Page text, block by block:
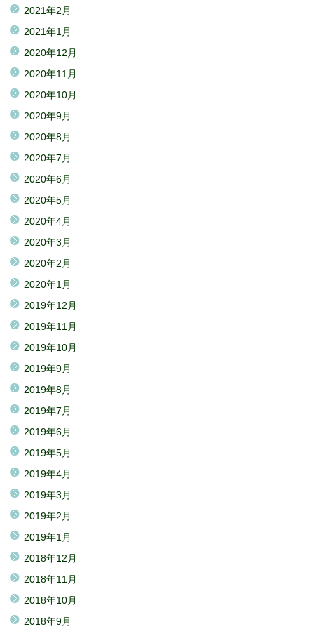
2021年2月
2021年1月
2020年12月
2020年11月
2020年10月
2020年9月
2020年8月
2020年7月
2020年6月
2020年5月
2020年4月
2020年3月
2020年2月
2020年1月
2019年12月
2019年11月
2019年10月
2019年9月
2019年8月
2019年7月
2019年6月
2019年5月
2019年4月
2019年3月
2019年2月
2019年1月
2018年12月
2018年11月
2018年10月
2018年9月